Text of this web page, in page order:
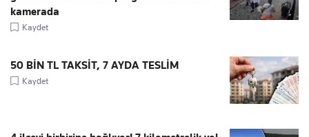
kamerada
Kaydet
50 BİN TL TAKSİT, 7 AYDA TESLİM
Kaydet